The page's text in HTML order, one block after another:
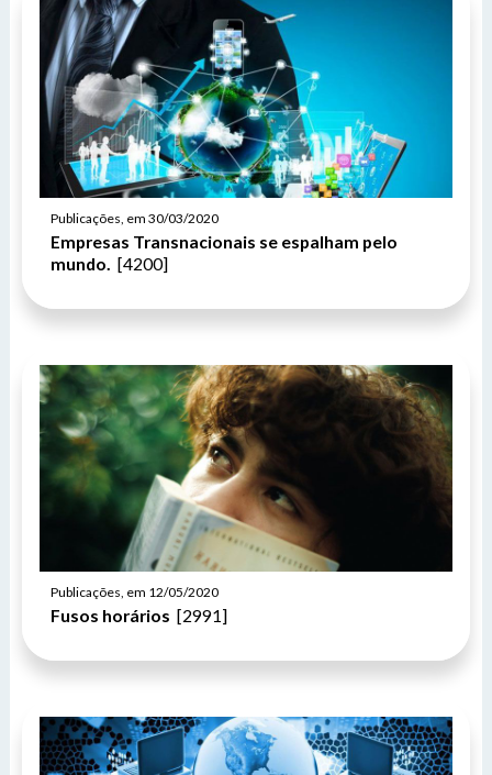
Publicações, em 30/03/2020
Empresas Transnacionais se espalham pelo
mundo. [4200]
Publicações, em 12/05/2020
Fusos horários [2991]